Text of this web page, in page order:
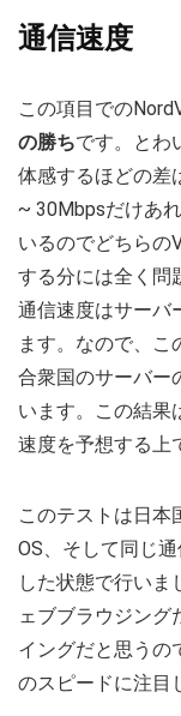
通信速度
この項目での
の勝ちです。とわ
体感するほどの差
~ 30Mbpsだけあ
いるのでどちらの
する分には全く問
通信速度はサーバ
ます。なので、こ
合衆国のサーバー
います。この結果
速度を予想する上
このテストは日本
OS、そして同じ
した状態で行いま
ェブブラウジング
イングだと思うの
のスピードに注目